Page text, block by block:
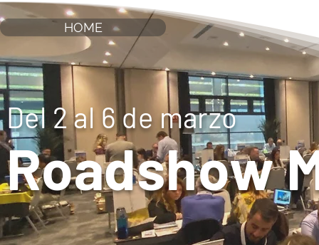
HOME
Del 2 al 6 de marzo
Roadshow